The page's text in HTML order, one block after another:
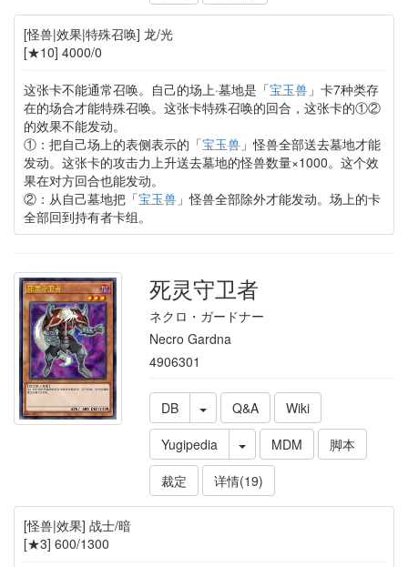
[怪兽|效果|特殊召唤] 龙/光
[★10] 4000/0
这张卡不能通常召唤。自己的场上·墓地是「宝玉兽」卡7种类存
在的场合才能特殊召唤。这张卡特殊召唤的回合，这张卡的①②
的效果不能发动。
①：把自己场上的表侧表示的「宝玉兽」怪兽全部送去墓地才能
发动。这张卡的攻击力上升送去墓地的怪兽数量×1000。这个效
果在对方回合也能发动。
②：从自己墓地把「宝玉兽」怪兽全部除外才能发动。场上的卡
全部回到持有者卡组。
死灵守卫者
ネクロ・ガードナー
Necro Gardna
4906301
DB Q&A
Wiki
Yugipedia
MDM
脚本
裁定
详情(19)
[怪兽|效果] 战士/暗
[★3] 600/1300